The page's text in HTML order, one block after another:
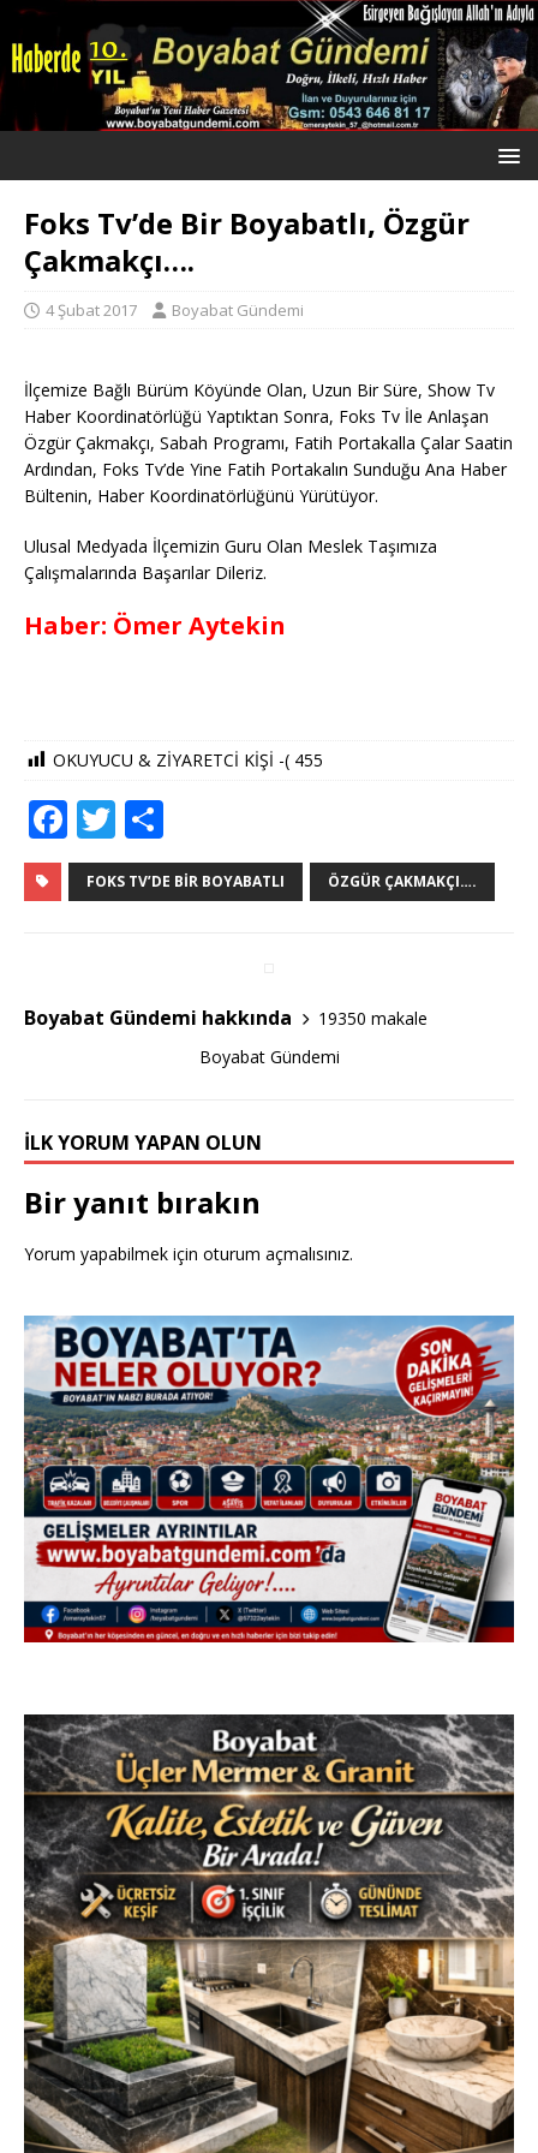
Foks Tv’de Bir Boyabatlı, Özgür
Çakmakçı….
4 Şubat 2017 Boyabat Gündemi
İlçemize Bağlı Bürüm Köyünde Olan, Uzun Bir Süre, Show Tv
Haber Koordinatörlüğü Yaptıktan Sonra, Foks Tv İle Anlaşan
Özgür Çakmakçı, Sabah Programı, Fatih Portakalla Çalar Saatin
Ardından, Foks Tv’de Yine Fatih Portakalın Sunduğu Ana Haber
Bültenin, Haber Koordinatörlüğünü Yürütüyor.
Ulusal Medyada İlçemizin Guru Olan Meslek Taşımıza
Çalışmalarında Başarılar Dileriz.
Haber: Ömer Aytekin
OKUYUCU & ZİYARETCİ KİŞİ -( 455
F
a
c
o
T
w
it
h
ar
FOKS TV’DE BIR BOYABATLI ÖZGÜR ÇAKMAKÇI….
Boyabat Gündemi hakkında
19350 makale
Boyabat Gündemi
İLK YORUM YAPAN OLUN
Bir yanıt bırakın
Yorum yapabilmek için oturum açmalısınız.